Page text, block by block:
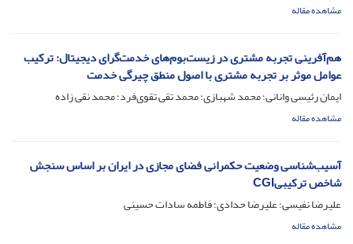
مشاهده مقاله
هم‌آفرینی تجربه مشتری در زیست‌بوم‌های خدمت‌گرای دیجیتال: ترکیب
عوامل موثر بر تجربه مشتری با اصول منطق چیرگی خدمت
ایمان رئیسی وانانی؛ محمد شهبازی؛ محمد تقی تقوی‌فرد؛ محمد نقی زاده
مشاهده مقاله
آسیب‌شناسی وضعیت حکمرانی فضای مجازی در ایران بر اساس سنجش
شاخص ترکیبیCGI
علیرضا نفیسی؛ علیرضا حدادی؛ فاطمه سادات حسینی
مشاهده مقاله